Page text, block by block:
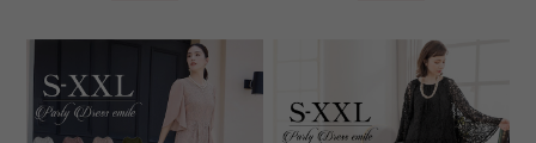
ー ベージュ ブラック ゴー
ルド emile0286